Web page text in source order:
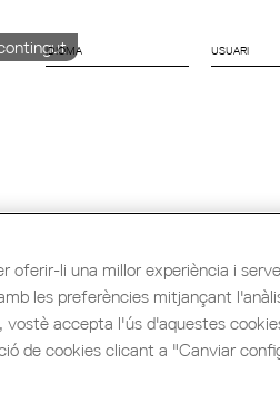
IDIOMA
Congrés Mundial
oferir-li una millor experiència i
les preferències mitjançant
accepta l'ús d'aquestes
de cookies clicant a "Canviar